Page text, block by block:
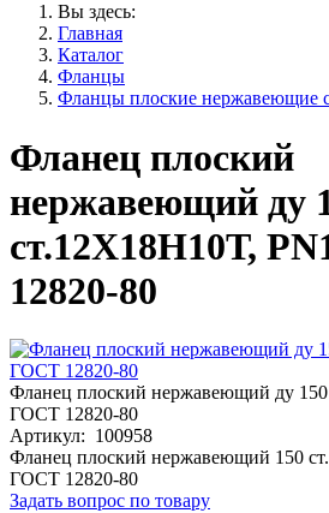
Вы здесь:
Главная
Каталог
Фланцы
Фланцы плоские нержавеющие
Фланец плоский
нержавеющий ду
ст.12Х18Н10Т,
12820-80
Фланец плоский нержавеющий ду
ГОСТ 12820-80
Артикул: 100958
Фланец плоский нержавеющий 150
ГОСТ 12820-80
Задать вопрос по товару